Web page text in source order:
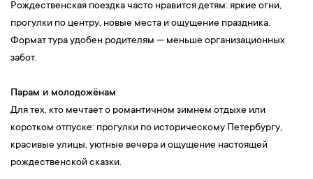
Рождественская поездка часто нравится детям: яркие огни,
прогулки по центру, новые места и ощущение праздника.
Формат тура удобен родителям — меньше организационных
забот.
Парам и молодожёнам
Для тех, кто мечтает о романтичном зимнем отдыхе или
коротком отпуске: прогулки по историческому Петербургу,
красивые улицы, уютные вечера и ощущение настоящей
рождественской сказки.